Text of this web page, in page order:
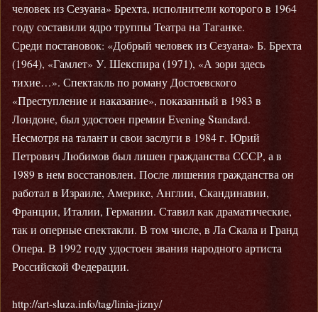
человек из Сезуана» Брехта, исполнители которого в 1964
году составили ядро труппы Театра на Таганке.
Среди постановок: «Добрый человек из Сезуана» Б. Брехта
(1964), «Гамлет» У. Шекспира (1971), «А зори здесь
тихие…». Спектакль по роману Достоевского
«Преступление и наказание», показанный в 1983 в
Лондоне, был удостоен премии Evening Standard.
Несмотря на талант и свои заслуги в 1984 г. Юрий
Петрович Любимов был лишен гражданства СССР, а в
1989 в нем восстановлен. После лишения гражданства он
работал в Израиле, Америке, Англии, Скандинавии,
Франции, Италии, Германии. Ставил как драматические,
так и оперные спектакли. В том числе, в Ла Скала и Гранд
Опера. В 1992 году удостоен звания народного артиста
Российской Федерации.
http://art-sluza.info/tag/linia-jizny/